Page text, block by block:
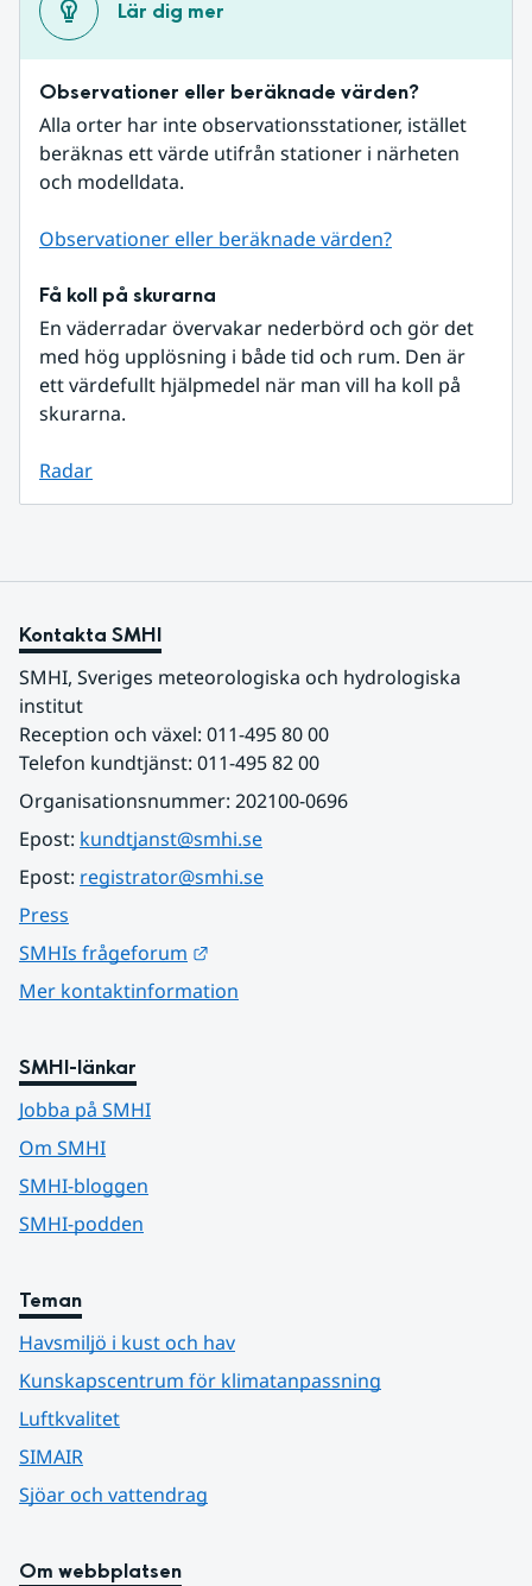
Lär dig mer
Observationer eller beräknade värden?
Alla orter har inte observationsstationer, istället
beräknas ett värde utifrån stationer i närheten
och modelldata.
Observationer eller beräknade värden?
Få koll på skurarna
En väderradar övervakar nederbörd och gör det
med hög upplösning i både tid och rum. Den är
ett värdefullt hjälpmedel när man vill ha koll på
skurarna.
Radar
Kontakta SMHI
SMHI, Sveriges meteorologiska och hydrologiska
institut
Reception och växel: 011-495 80 00
Telefon kundtjänst: 011-495 82 00
Organisationsnummer: 202100-0696
Epost: kundtjanst@smhi.se
Epost: registrator@smhi.se
Press
SMHIs frågeforum
Mer kontaktinformation
SMHI-länkar
Jobba på SMHI
Om SMHI
SMHI-bloggen
SMHI-podden
Teman
Havsmiljö i kust och hav
Kunskapscentrum för klimatanpassning
Luftkvalitet
SIMAIR
Sjöar och vattendrag
Om webbplatsen